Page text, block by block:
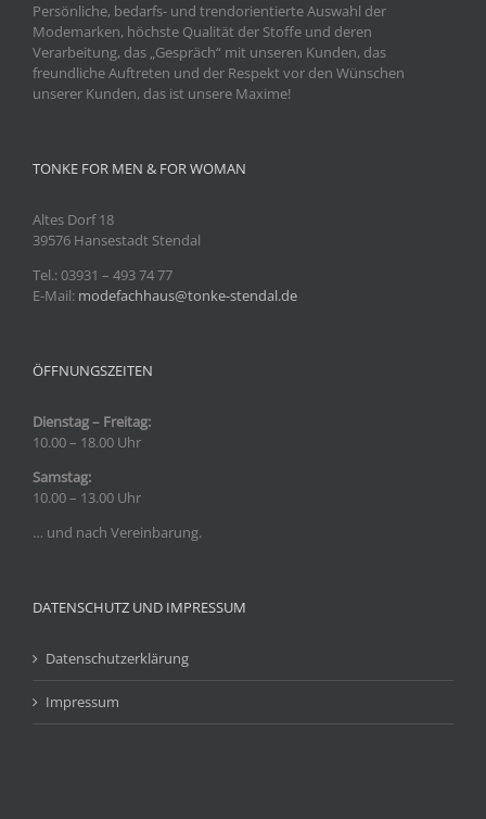
Persönliche, bedarfs- und trendorientierte Auswahl der
Modemarken, höchste Qualität der Stoffe und deren
Verarbeitung, das „Gespräch“ mit unseren Kunden, das
freundliche Auftreten und der Respekt vor den Wünschen
unserer Kunden, das ist unsere Maxime!
TONKE FOR MEN & FOR WOMAN
Altes Dorf 18
39576 Hansestadt Stendal
Tel.: 03931 – 493 74 77
E-Mail: modefachhaus@tonke-stendal.de
ÖFFNUNGSZEITEN
Dienstag – Freitag:
10.00 – 18.00 Uhr
Samstag:
10.00 – 13.00 Uhr
… und nach Vereinbarung.
DATENSCHUTZ UND IMPRESSUM
Datenschutzerklärung
Impressum